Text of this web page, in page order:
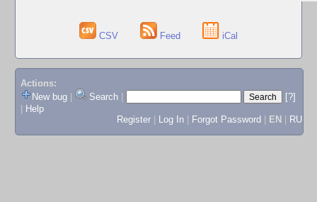
CSV Feed iCal
Actions:
New bug
Search
[?]
Help
Register
Log In Forgot Password EN RU